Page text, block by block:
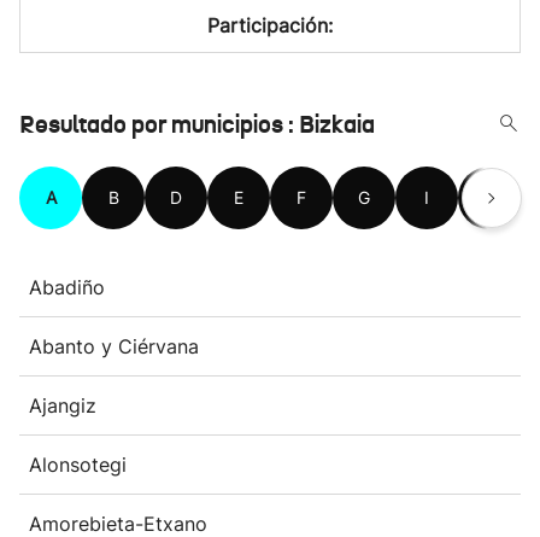
Participación:
Resultado por municipios : Bizkaia
A B D E F G I K
Abadiño
Abanto y Ciérvana
Ajangiz
Alonsotegi
Amorebieta-Etxano